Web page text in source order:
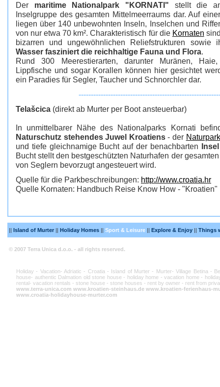
Der maritime Nationalpark "KORNATI" stellt die
Inselgruppe des gesamten Mittelmeerraums dar. Auf
liegen über 140 unbewohnten Inseln, Inselchen und
von nur etwa 70 km². Charakteristisch für die Kornaten
bizarren und ungewöhnlichen Reliefstrukturen
Wasser fasziniert die reichhaltige Fauna und Flora.
Rund 300 Meerestierarten, darunter Muränen,
Lippfische und sogar Korallen können hier gesichtet
ein Paradies für Segler, Taucher und Schnorchler dar.
Telašcica (direkt ab Murter per Boot ansteuerbar)
In unmittelbarer Nähe des Nationalparks Kornati
Naturschutz stehendes Juwel Kroatiens- der
und tiefe gleichnamige Bucht auf der benachbarten
Bucht stellt den bestgeschützten Naturhafen der
von Seglern bevorzugt angesteuert wird.
Quelle für die Parkbeschreibungen: http://www.croatia.hr
Quelle Kornaten: Handbuch Reise Know How - "Kroatien"
|| Island of Murter || Holiday Homes || Sport & Leisure || Explore & Enjoy || Things
© 2007 Terra Unica d.o.o. - all rights reserved.
Holiday - Vacation- Adriatic - Croatia - Island of Murter - Murter- Village Betina -
house- authentic Dalmation old stone house - holiday home - vacation home -
rental- vacation rentals - stone house - stone houses - rent by owner - rent from
www.terra-unica.com www.kroatien-steinhaus.de www.kroatien-ferienhaus-
www.croatia-holidayhouse-murter.com